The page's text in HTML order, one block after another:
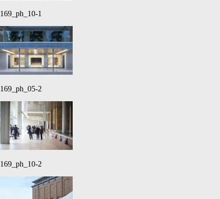
169_ph_10-1
169_ph_05-2
169_ph_10-2